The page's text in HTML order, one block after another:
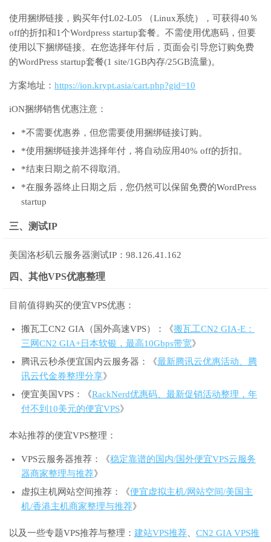
使用捆绑链接，购买年付L02-L05 （Linux系统），可获得40％
off的折扣和1个Wordpress startup套餐。不需使用优惠码，但要
使用以下捆绑链接。在您选择年付后，页面会引导您订购免费
的WordPress startup套餐(1 site/1GB內存/25GB流量)。
方案地址： https://ion.krypt.asia/cart.php?gid=10
iON捆绑销售优惠注意：
*不需要优惠券，但您需要使用捆绑链接订购。
*使用捆绑链接并选择年付，将自动应用40% off的折扣。
*结束日期之前不得取消。
*在服务器终止日期之后， 您仍然可以保留免费的WordPress
startup
三、 测试IP
美国洛杉矶云服务器测试IP：98.126.41.162
四、其他VPS优惠整理
目前值得购买的便宜VPS优惠：
搬瓦工CN2 GIA（国外高速VPS）：《搬瓦工CN2 GIA-E：
三网CN2 GIA+日本软银，最高10Gbps带宽》
腾讯云秒杀便宜国内云服务器：《最新腾讯云优惠活动、腾
讯云代金券整理分享》
便宜美国VPS：《RackNerd优惠码、最新促销活动整理，年
付不到10美元的便宜VPS》
本站推荐的便宜VPS整理：
VPS云服务器推荐：《稳定靠谱的国内/国外便宜VPS云服务
器商家整理与推荐》
虚拟主机网站空间推荐：《便宜虚拟主机/网站空间/美国主
机/香港主机商家整理与推荐》
以及一些专题VPS推荐与整理： 建站VPS推荐、 CN2 GIA VPS推